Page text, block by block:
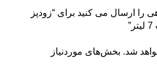
را ارسال می کنید برای “زودپز
شد. بخش‌های موردنیاز